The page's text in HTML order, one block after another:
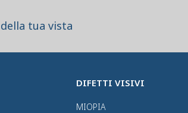
tua vista
DIFETTI VISIVI
MIOPIA